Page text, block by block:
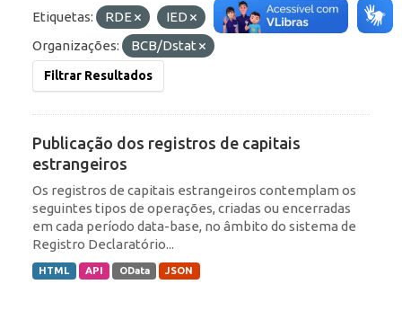
Etiquetas: RDE IED Formatos:
JSON
Organizações:
BCB/Dstat
Filtrar Resultados
Publicação dos registros de capitais
estrangeiros
Os registros de capitais estrangeiros contemplam os
seguintes tipos de operações, criadas ou encerradas
em cada período data-base, no âmbito do sistema de
Registro Declaratório...
HTML API OData JSON